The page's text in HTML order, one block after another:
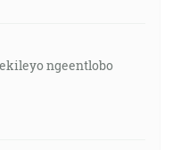
ngeentlobo